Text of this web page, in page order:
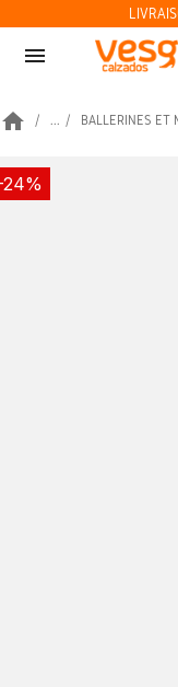
menu
home ... BALLERINES ET